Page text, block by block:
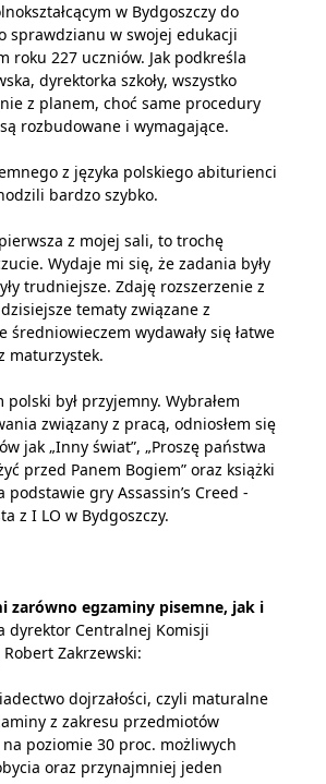
w Bydgoszczy do
sprawdzianu w swojej edukacji
roku 227 uczniów. Jak podkreśla
dyrektorka szkoły, wszystko
z planem, choć same procedury
rozbudowane i wymagające.
z języka polskiego abiturienci
bardzo szybko.
z mojej sali, to trochę
Wydaje mi się, że zadania były
trudniejsze. Zdaję rozszerzenie z
tematy związane z
średniowieczem wydawały się łatwe
maturzystek.
był przyjemny. Wybrałem
związany z pracą, odniosłem się
jak „Inny świat”, „Proszę państwa
przed Panem Bogiem” oraz książki
gry Assassin’s Creed -
z I LO w Bydgoszczy.
zarówno egzaminy pisemne, jak i
dyrektor Centralnej Komisji
Zakrzewski:
dojrzałości, czyli maturalne
z zakresu przedmiotów
poziomie 30 proc. możliwych
oraz przynajmniej jeden